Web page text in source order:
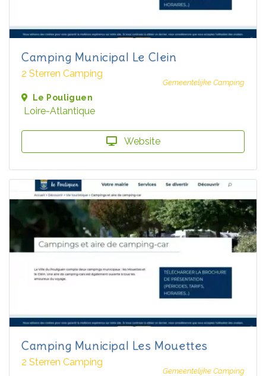
Camping Municipal Le Clein
2 Sterren Camping
Gemeentelijke Camping
Le Pouliguen
Loire-Atlantique
Website
Camping Municipal Les Mouettes
2 Sterren Camping
Gemeentelijke Camping